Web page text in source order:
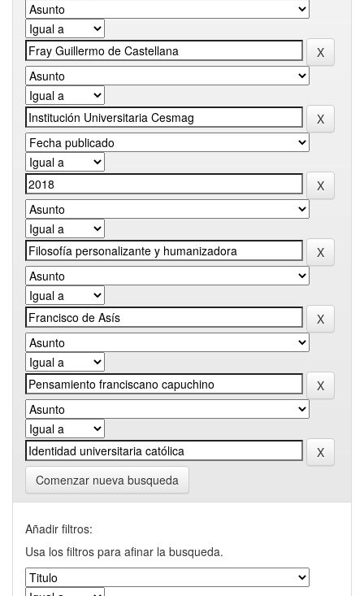
Comenzar nueva busqueda
Añadir filtros:
Usa los filtros para afinar la busqueda.